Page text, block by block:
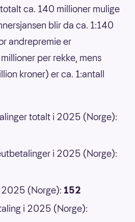
ca. 140 millioner mulige
blir da ca. 1:140
andrepremie er
per rekke, mens
kroner) er ca. 1:antall
totalt i 2025 (Norge):
i 2025 (Norge):
(Norge): 152
i 2025 (Norge):